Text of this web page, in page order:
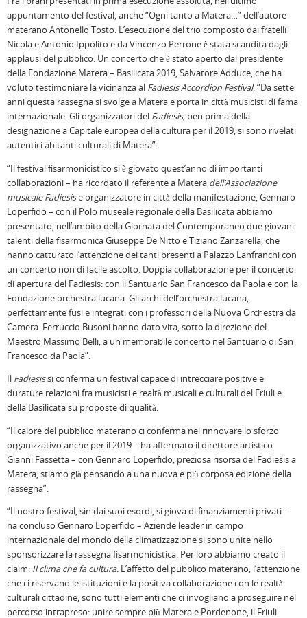
appuntamento del festival, anche “Ogni tanto a Matera…” dell’autore
materano Antonello Tosto. L’esecuzione del trio composto dai fratelli
Nicola e Antonio Ippolito e da Vincenzo Perrone è stata scandita dagli
applausi del pubblico. Un concerto che è stato aperto dal presidente
della Fondazione Matera – Basilicata 2019, Salvatore Adduce, che ha
voluto testimoniare la vicinanza al Fadiesis Accordion Festival: “Da sette
anni questa rassegna si svolge a Matera e porta in città musicisti di fama
internazionale. Gli organizzatori del Fadiesis, ben prima della
designazione a Capitale europea della cultura per il 2019, si sono rivelati
autentici abitanti culturali di Matera”.
“Il festival fisarmonicistico si è giovato quest’anno di importanti
collaborazioni – ha ricordato il referente a Matera dell’Associazione
musicale Fadiesise organizzatore in città della manifestazione, Gennaro
Loperfido – con il Polo museale regionale della Basilicata abbiamo
presentato, nell’ambito della Giornata del Contemporaneo due giovani
talenti della fisarmonica Giuseppe De Nitto e Tiziano Zanzarella, che
hanno catturato l’attenzione dei tanti presenti a Palazzo Lanfranchi con
un concerto non di facile ascolto. Doppia collaborazione per il concerto
di apertura del Fadiesis: con il Santuario San Francesco da Paola e con la
Fondazione orchestra lucana. Gli archi dell’orchestra lucana,
perfettamente fusi e integrati con i professori della Nuova Orchestra da
Camera Ferruccio Busoni hanno dato vita, sotto la direzione del
Maestro Massimo Belli, a un memorabile concerto nel Santuario di San
Francesco da Paola”.
Il Fadiesissi conferma un festival capace di intrecciare positive e
durature relazioni fra musicisti e realtà musicali e culturali del Friuli e
della Basilicata su proposte di qualità.
“Il calore del pubblico materano ci conferma nel rinnovare lo sforzo
organizzativo anche per il 2019 – ha affermato il direttore artistico
Gianni Fassetta – con Gennaro Loperfido, preziosa risorsa del Fadiesis a
Matera, stiamo già pensando a una nuova e più corposa edizione della
rassegna”.
“Il nostro festival, sin dai suoi esordi, si giova di finanziamenti privati –
ha concluso Gennaro Loperfido – Aziende leader in campo
internazionale del mondo della climatizzazione si sono unite nello
sponsorizzare la rassegna fisarmonicistica. Per loro abbiamo creato il
claim: Il clima che fa cultura. L’affetto del pubblico materano, l’attenzione
che ci riservano le istituzioni e la positiva collaborazione con le realtà
culturali cittadine, sono tutti elementi che ci invogliano a proseguire nel
percorso intrapreso: unire sempre più Matera e Pordenone, il Friuli